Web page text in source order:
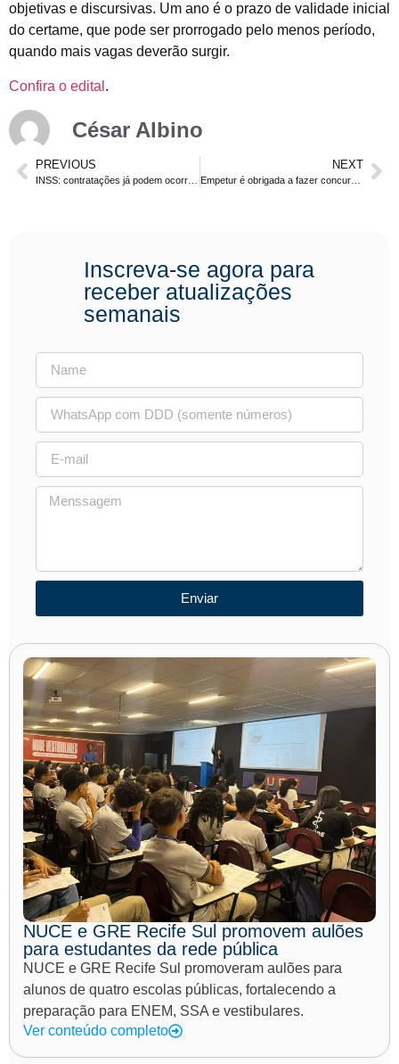
objetivas e discursivas. Um ano é o prazo de validade inicial
do certame, que pode ser prorrogado pelo menos período,
quando mais vagas deverão surgir.
Confira o edital .
César Albino
PREVIOUS NEXT
Empetur é obrigada a fazer concurso público dentro de um ano
Inscreva-se agora para
receber atualizações
semanais
Enviar
NUCE e GRE Recife Sul promovem aulões
para estudantes da rede pública
NUCE e GRE Recife Sul promoveram aulões para
alunos de quatro escolas públicas, fortalecendo a
preparação para ENEM, SSA e vestibulares.
Ver conteúdo completo